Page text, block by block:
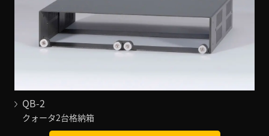
QB-2
クォータ2台格納箱